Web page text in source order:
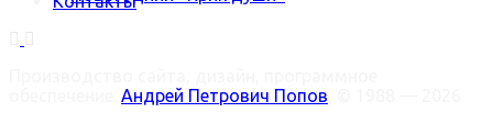
Андрей Петрович Попов